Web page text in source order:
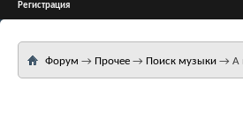
Регистрация
Форум → Прочее → Поиск музыки → А